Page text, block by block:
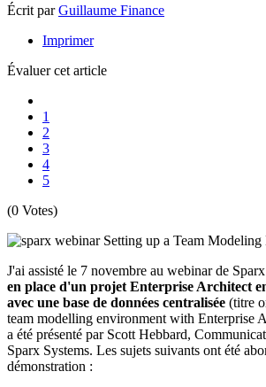
Écrit parGuillaume Finance
Imprimer
Évaluer cet article
1
2
3
4
5
(0 Votes)
J'ai assisté le 7 novembre au webinar de
en place d'un projet Enterprise Architect
avec une base de données centralisée (titre
team modelling environment with Enterprise
a été présenté par Scott Hebbard,
Sparx Systems. Les sujets suivants ont été
démonstration :